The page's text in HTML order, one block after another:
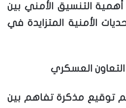
التنسيق الأمني بين
الأمنية المتزايدة في
العسكري
توقيع مذكرة تفاهم بين